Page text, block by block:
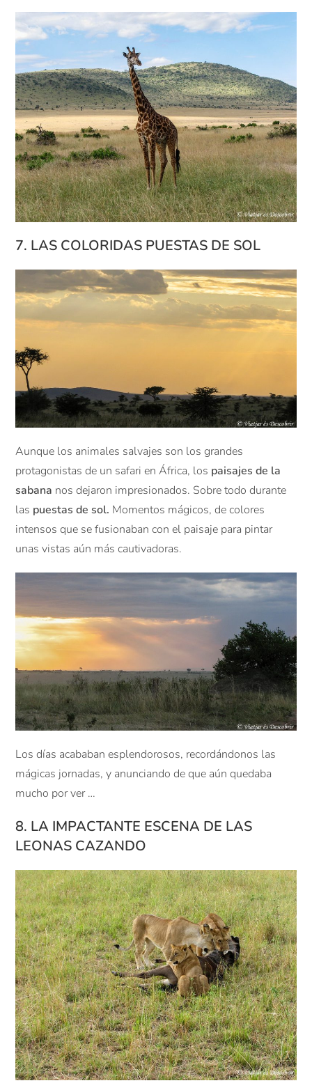
7. LAS COLORIDAS PUESTAS DE SOL
Aunque los animales salvajes son los grandes
protagonistas de un safari en África, los paisajes de la
sabana nos dejaron impresionados. Sobre todo durante
las puestas de sol. Momentos mágicos, de colores
intensos que se fusionaban con el paisaje para pintar
unas vistas aún más cautivadoras.
Los días acababan esplendorosos, recordándonos las
mágicas jornadas, y anunciando de que aún quedaba
mucho por ver …
8. LA IMPACTANTE ESCENA DE LAS
LEONAS CAZANDO